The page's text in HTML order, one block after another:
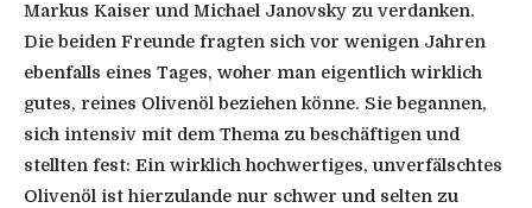
Markus Kaiser und Michael Janovsky zu verdanken.
Die beiden Freunde fragten sich vor wenigen Jahren
ebenfalls eines Tages, woher man eigentlich wirklich
gutes, reines Olivenöl beziehen könne. Sie begannen,
sich intensiv mit dem Thema zu beschäftigen und
stellten fest: Ein wirklich hochwertiges, unverfälschtes
Olivenöl ist hierzulande nur schwer und selten zu